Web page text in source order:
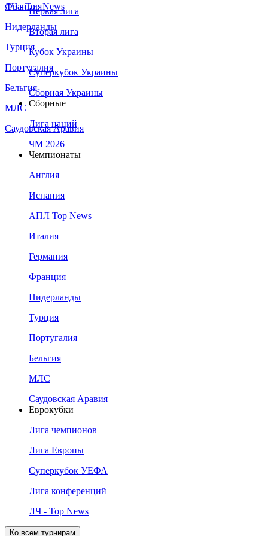
Франция
Нидерланды
Турция
Португалия
Бельгия
МЛС
Саудовская Аравия
ЛЧ - Top News
Первая лига
Вторая лига
Кубок Украины
Суперкубок Украины
Сборная Украины
Сборные
Лига наций
ЧМ 2026
Чемпионаты
Англия
Испания
АПЛ Top News
Италия
Германия
Франция
Нидерланды
Турция
Португалия
Бельгия
МЛС
Саудовская Аравия
Еврокубки
Лига чемпионов
Лига Европы
Суперкубок УЕФА
Лига конференций
ЛЧ - Top News
Ко всем турнирам